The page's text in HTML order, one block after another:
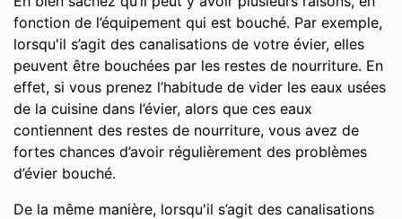
fonction de l’équipement qui est bouché. Par exemple,
lorsqu'il s’agit des canalisations de votre évier, elles
peuvent être bouchées par les restes de nourriture. En
effet, si vous prenez l’habitude de vider les eaux usées
de la cuisine dans l’évier, alors que ces eaux
contiennent des restes de nourriture, vous avez de
fortes chances d’avoir régulièrement des problèmes
d’évier bouché.
De la même manière, lorsqu'il s’agit des canalisations